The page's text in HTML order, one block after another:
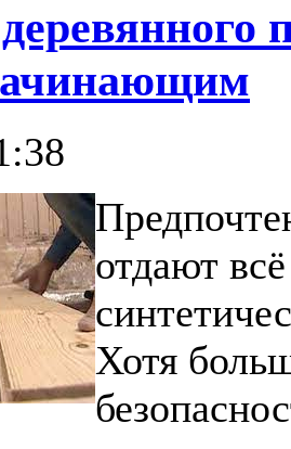
отдают
Хотя